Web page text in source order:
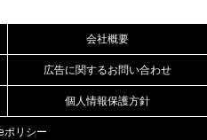
会社概要
広告に関するお問い合わせ
個人情報保護方針
ポリシー